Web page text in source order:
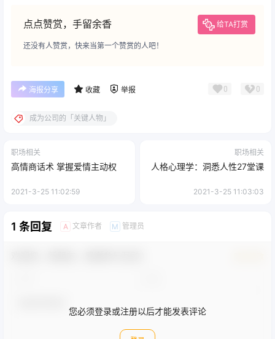
点点赞赏，手留余香 给TA打赏
还没有人赞赏，快来当第一个赞赏的人吧！
海报分享 收藏 举报 0 0
成为公司的「关键人物」
职场相关
高情商话术 掌握爱情主动权
2021-3-25 11:02:59
职场相关
人格心理学：洞悉人性27堂课
2021-3-25 11:03:03
1 条回复 A 文章作者 M 管理员
您必须登录或注册以后才能发表评论